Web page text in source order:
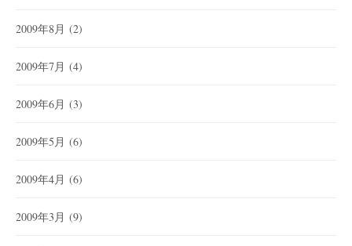
2009年8月 (2)
2009年7月 (4)
2009年6月 (3)
2009年5月 (6)
2009年4月 (6)
2009年3月 (9)